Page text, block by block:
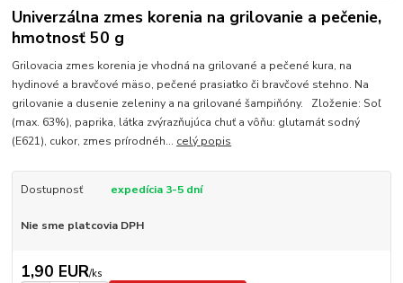
Univerzálna zmes korenia na grilovanie a pečenie,
hmotnosť 50 g
Grilovacia zmes korenia je vhodná na grilované a pečené kura, na
hydinové a bravčové mäso, pečené prasiatko či bravčové stehno. Na
grilovanie a dusenie zeleniny a na grilované šampiňóny. Zloženie: Soľ
(max. 63%), paprika, látka zvýrazňujúca chuť a vôňu: glutamát sodný
(E621), cukor, zmes prírodnéh... celý popis
Dostupnosť expedícia 3-5 dní
Nie sme platcovia DPH
1,90 EUR/ks